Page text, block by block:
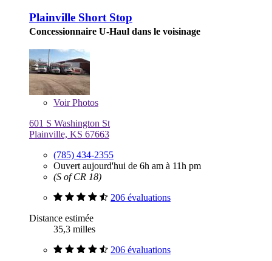
Plainville Short Stop
Concessionnaire U-Haul dans le voisinage
VoirPhotos
601 S Washington St
Plainville, KS 67663
(785) 434-2355
Ouvert aujourd'hui de 6h am à 11h pm
(S of CR 18)
206 évaluations
Distance estimée
35,3 milles
206 évaluations